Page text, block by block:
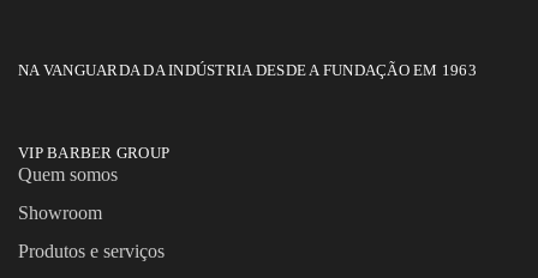
NA VANGUARDA DA INDÚSTRIA DESDE A FUNDAÇÃO EM 1963
VIP BARBER GROUP
Quem somos
Showroom
Produtos e serviços